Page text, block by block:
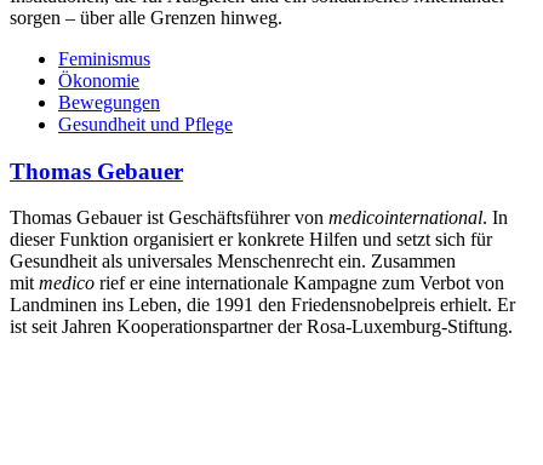
sorgen – über alle Grenzen hinweg.
Feminismus
Ökonomie
Bewegungen
Gesundheit und Pflege
Thomas Gebauer
Thomas Gebauer ist Geschäftsführer von medicointernational. In
dieser Funktion organisiert er konkrete Hilfen und setzt sich für
Gesundheit als universales Menschenrecht ein. Zusammen
mit medico rief er eine internationale Kampagne zum Verbot von
Landminen ins Leben, die 1991 den Friedensnobelpreis erhielt. Er
ist seit Jahren Kooperationspartner der Rosa-Luxemburg-Stiftung.